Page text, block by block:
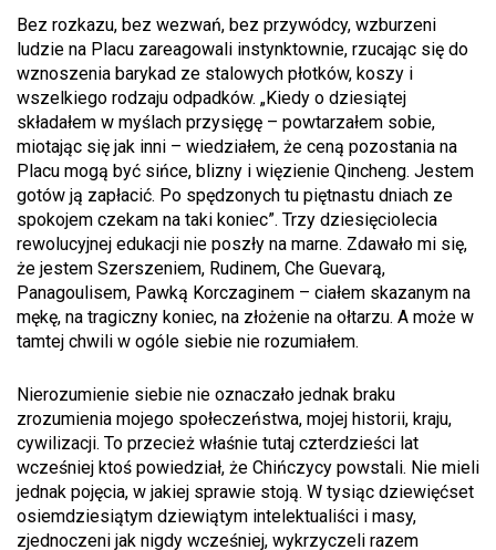
Bez rozkazu, bez wezwań, bez przywódcy, wzburzeni
ludzie na Placu zareagowali instynktownie, rzucając się do
wznoszenia barykad ze stalowych płotków, koszy i
wszelkiego rodzaju odpadków. „Kiedy o dziesiątej
składałem w myślach przysięgę – powtarzałem sobie,
miotając się jak inni – wiedziałem, że ceną pozostania na
Placu mogą być sińce, blizny i więzienie Qincheng. Jestem
gotów ją zapłacić. Po spędzonych tu piętnastu dniach ze
spokojem czekam na taki koniec”. Trzy dziesięciolecia
rewolucyjnej edukacji nie poszły na marne. Zdawało mi się,
że jestem Szerszeniem, Rudinem, Che Guevarą,
Panagoulisem, Pawką Korczaginem – ciałem skazanym na
mękę, na tragiczny koniec, na złożenie na ołtarzu. A może w
tamtej chwili w ogóle siebie nie rozumiałem.
Nierozumienie siebie nie oznaczało jednak braku
zrozumienia mojego społeczeństwa, mojej historii, kraju,
cywilizacji. To przecież właśnie tutaj czterdzieści lat
wcześniej ktoś powiedział, że Chińczycy powstali. Nie mieli
jednak pojęcia, w jakiej sprawie stoją. W tysiąc dziewięćset
osiemdziesiątym dziewiątym intelektualiści i masy,
zjednoczeni jak nigdy wcześniej, wykrzyczeli razem